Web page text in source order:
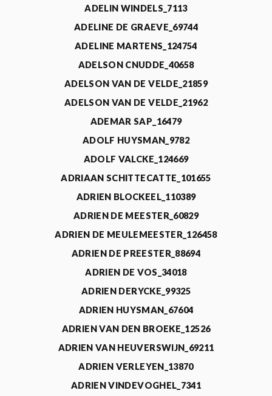
ADELIN WINDELS_7113
ADELINE DE GRAEVE_69744
ADELINE MARTENS_124754
ADELSON CNUDDE_40658
ADELSON VAN DE VELDE_21859
ADELSON VAN DE VELDE_21962
ADEMAR SAP_16479
ADOLF HUYSMAN_9782
ADOLF VALCKE_124669
ADRIAAN SCHITTECATTE_101655
ADRIEN BLOCKEEL_110389
ADRIEN DE MEESTER_60829
ADRIEN DE MEULEMEESTER_126458
ADRIEN DE PREESTER_88694
ADRIEN DE VOS_34018
ADRIEN DERYCKE_99325
ADRIEN HUYSMAN_67604
ADRIEN VAN DEN BROEKE_12526
ADRIEN VAN HEUVERSWIJN_69211
ADRIEN VERLEYEN_13870
ADRIEN VINDEVOGHEL_7341